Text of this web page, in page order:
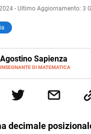
- Ultimo Aggiornamento: 3
Agostino Sapienza
INSEGNANTE DI MATEMATICA
E-
MAIL
LINKEDIN
Internazionali a Messina e
studi commercialisti sono
di ruolo nel 2023
decimale